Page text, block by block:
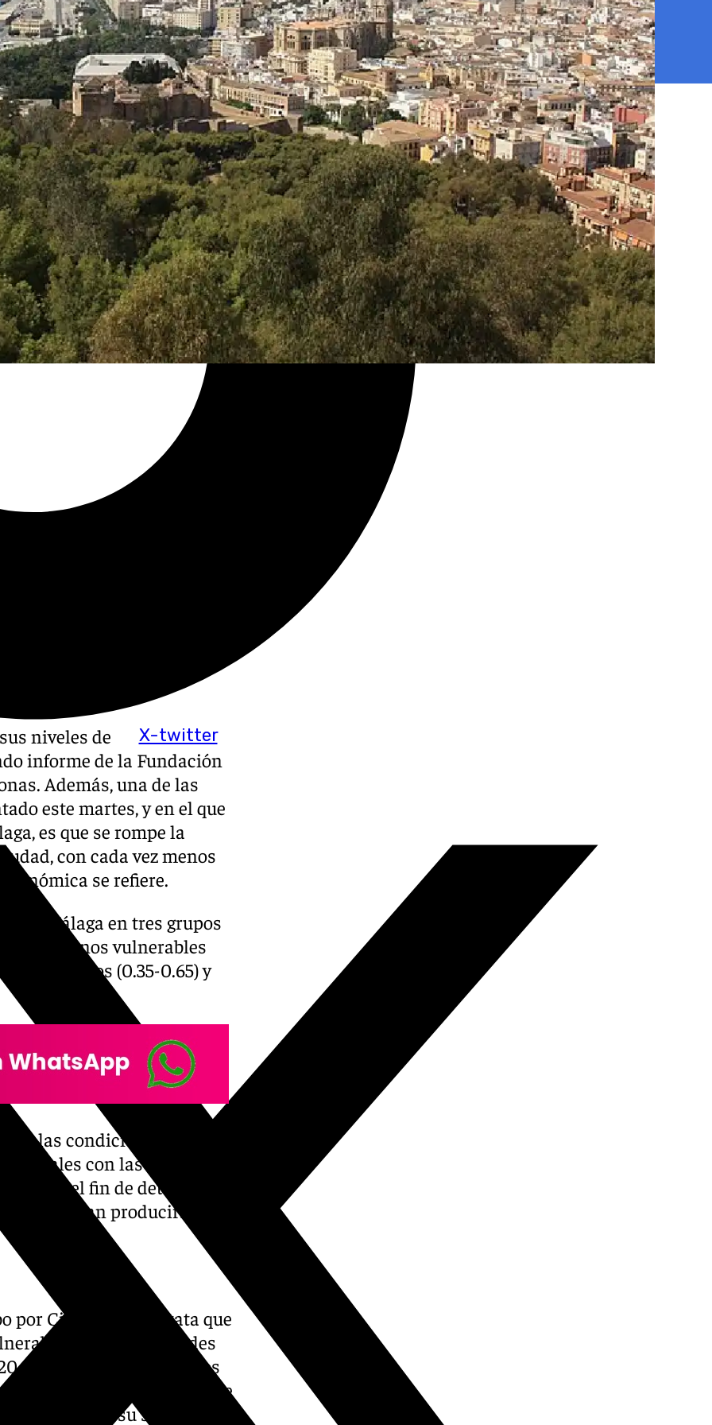
X-twitter
niveles de
informe de la Fundación
Además, una de las
este martes, y en el que
es que se rompe la
con cada vez menos
se refiere.
de Málaga en tres grupos
los menos vulnerables
intermedios (0.35-0.65) y
de las condiciones tanto
con las que
con el fin de detectar las
puedan producirse.
por Ciedes, se constata que
de los grandes
a 2023 (0,528). Los
lo que se puede afirmar que
y mejorar su situación